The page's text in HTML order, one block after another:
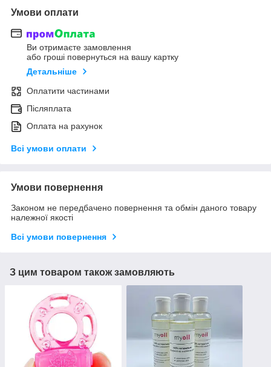
Умови оплати
Ви отримаєте замовлення
або гроші повернуться на вашу картку
Детальніше
Оплатити частинами
Післяплата
Оплата на рахунок
Всі умови оплати
Умови повернення
Законом не передбачено повернення та обмін даного товару
належної якості
Всі умови повернення
З цим товаром також замовляють